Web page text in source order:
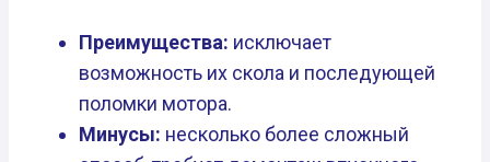
Преимущества: исключает
возможность их скола и последующей
поломки мотора.
Минусы: несколько более сложный